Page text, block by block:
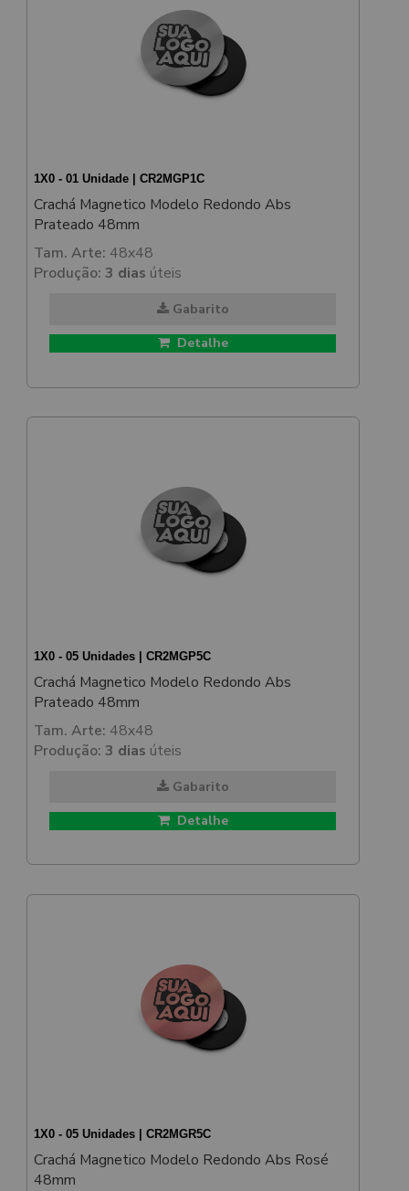
1X0 - 01 Unidade | CR2MGP1C
Crachá Magnetico Modelo Redondo Abs
Prateado 48mm
Tam. Arte: 48x48
Produção: 3 dias úteis
Gabarito
Detalhe
1X0 - 05 Unidades | CR2MGP5C
Crachá Magnetico Modelo Redondo Abs
Prateado 48mm
Tam. Arte: 48x48
Produção: 3 dias úteis
Gabarito
Detalhe
1X0 - 05 Unidades | CR2MGR5C
Crachá Magnetico Modelo Redondo Abs Rosé
48mm